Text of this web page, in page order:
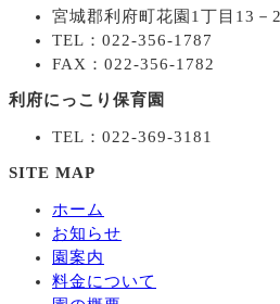
宮城郡利府町花園1丁目13－2
TEL：022-356-1787
FAX：022-356-1782
利府にっこり保育園
TEL：022-369-3181
SITE MAP
ホーム
お知らせ
園案内
料金について